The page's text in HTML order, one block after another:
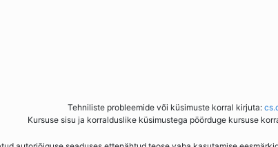
Tehniliste probleemide või küsimuste korral kirjuta:
Kursuse sisu ja korralduslike küsimustega pöörduge kursuse